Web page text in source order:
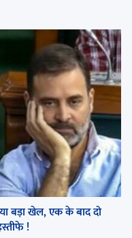
बड़ा खेल, एक के बाद दो
!